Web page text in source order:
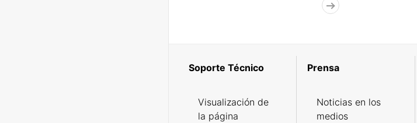
Soporte Técnico
Visualización de
la página
Prensa
Noticias en los
medios